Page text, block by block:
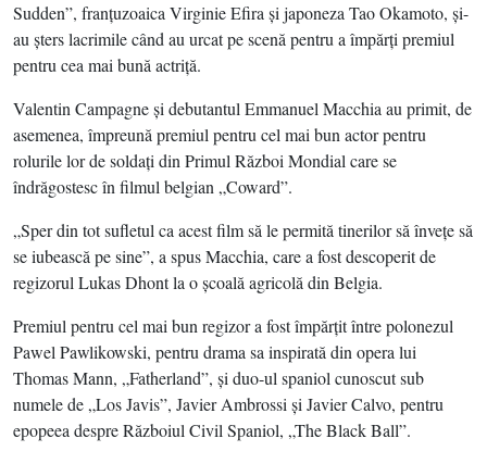
Sudden”, franţuzoaica Virginie Efira şi japoneza Tao Okamoto, şi-
au şters lacrimile când au urcat pe scenă pentru a împărţi premiul
pentru cea mai bună actriţă.
Valentin Campagne şi debutantul Emmanuel Macchia au primit, de
asemenea, împreună premiul pentru cel mai bun actor pentru
rolurile lor de soldaţi din Primul Război Mondial care se
îndrăgostesc în filmul belgian „Coward”.
„Sper din tot sufletul ca acest film să le permită tinerilor să înveţe să
se iubească pe sine”, a spus Macchia, care a fost descoperit de
regizorul Lukas Dhont la o şcoală agricolă din Belgia.
Premiul pentru cel mai bun regizor a fost împărţit între polonezul
Pawel Pawlikowski, pentru drama sa inspirată din opera lui
Thomas Mann, „Fatherland”, şi duo-ul spaniol cunoscut sub
numele de „Los Javis”, Javier ⁠Ambrossi şi Javier Calvo, pentru
epopeea despre Războiul Civil Spaniol, „The Black Ball”.